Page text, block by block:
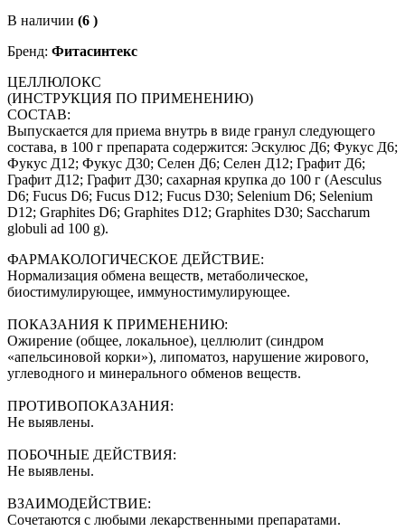
В наличии (6 )
Бренд: Фитасинтекс
ЦЕЛЛЮЛОКС
(ИНСТРУКЦИЯ ПО ПРИМЕНЕНИЮ)
СОСТАВ:
Выпускается для приема внутрь в виде гранул следующего
состава, в 100 г препарата содержится: Эскулюс Д6; Фукус Д6;
Фукус Д12; Фукус Д30; Селен Д6; Селен Д12; Графит Д6;
Графит Д12; Графит Д30; сахарная крупка до 100 г (Aesculus
D6; Fucus D6; Fucus D12; Fucus D30; Selenium D6; Selenium
D12; Graphites D6; Graphites D12; Graphites D30; Saccharum
globuli ad 100 g).
ФАРМАКОЛОГИЧЕСКОЕ ДЕЙСТВИЕ:
Нормализация обмена веществ, метаболическое,
биостимулирующее, иммуностимулирующее.
ПОКАЗАНИЯ К ПРИМЕНЕНИЮ:
Ожирение (общее, локальное), целлюлит (синдром
«апельсиновой корки»), липоматоз, нарушение жирового,
углеводного и минерального обменов веществ.
ПРОТИВОПОКАЗАНИЯ:
Не выявлены.
ПОБОЧНЫЕ ДЕЙСТВИЯ:
Не выявлены.
ВЗАИМОДЕЙСТВИЕ:
Сочетаются с любыми лекарственными препаратами.